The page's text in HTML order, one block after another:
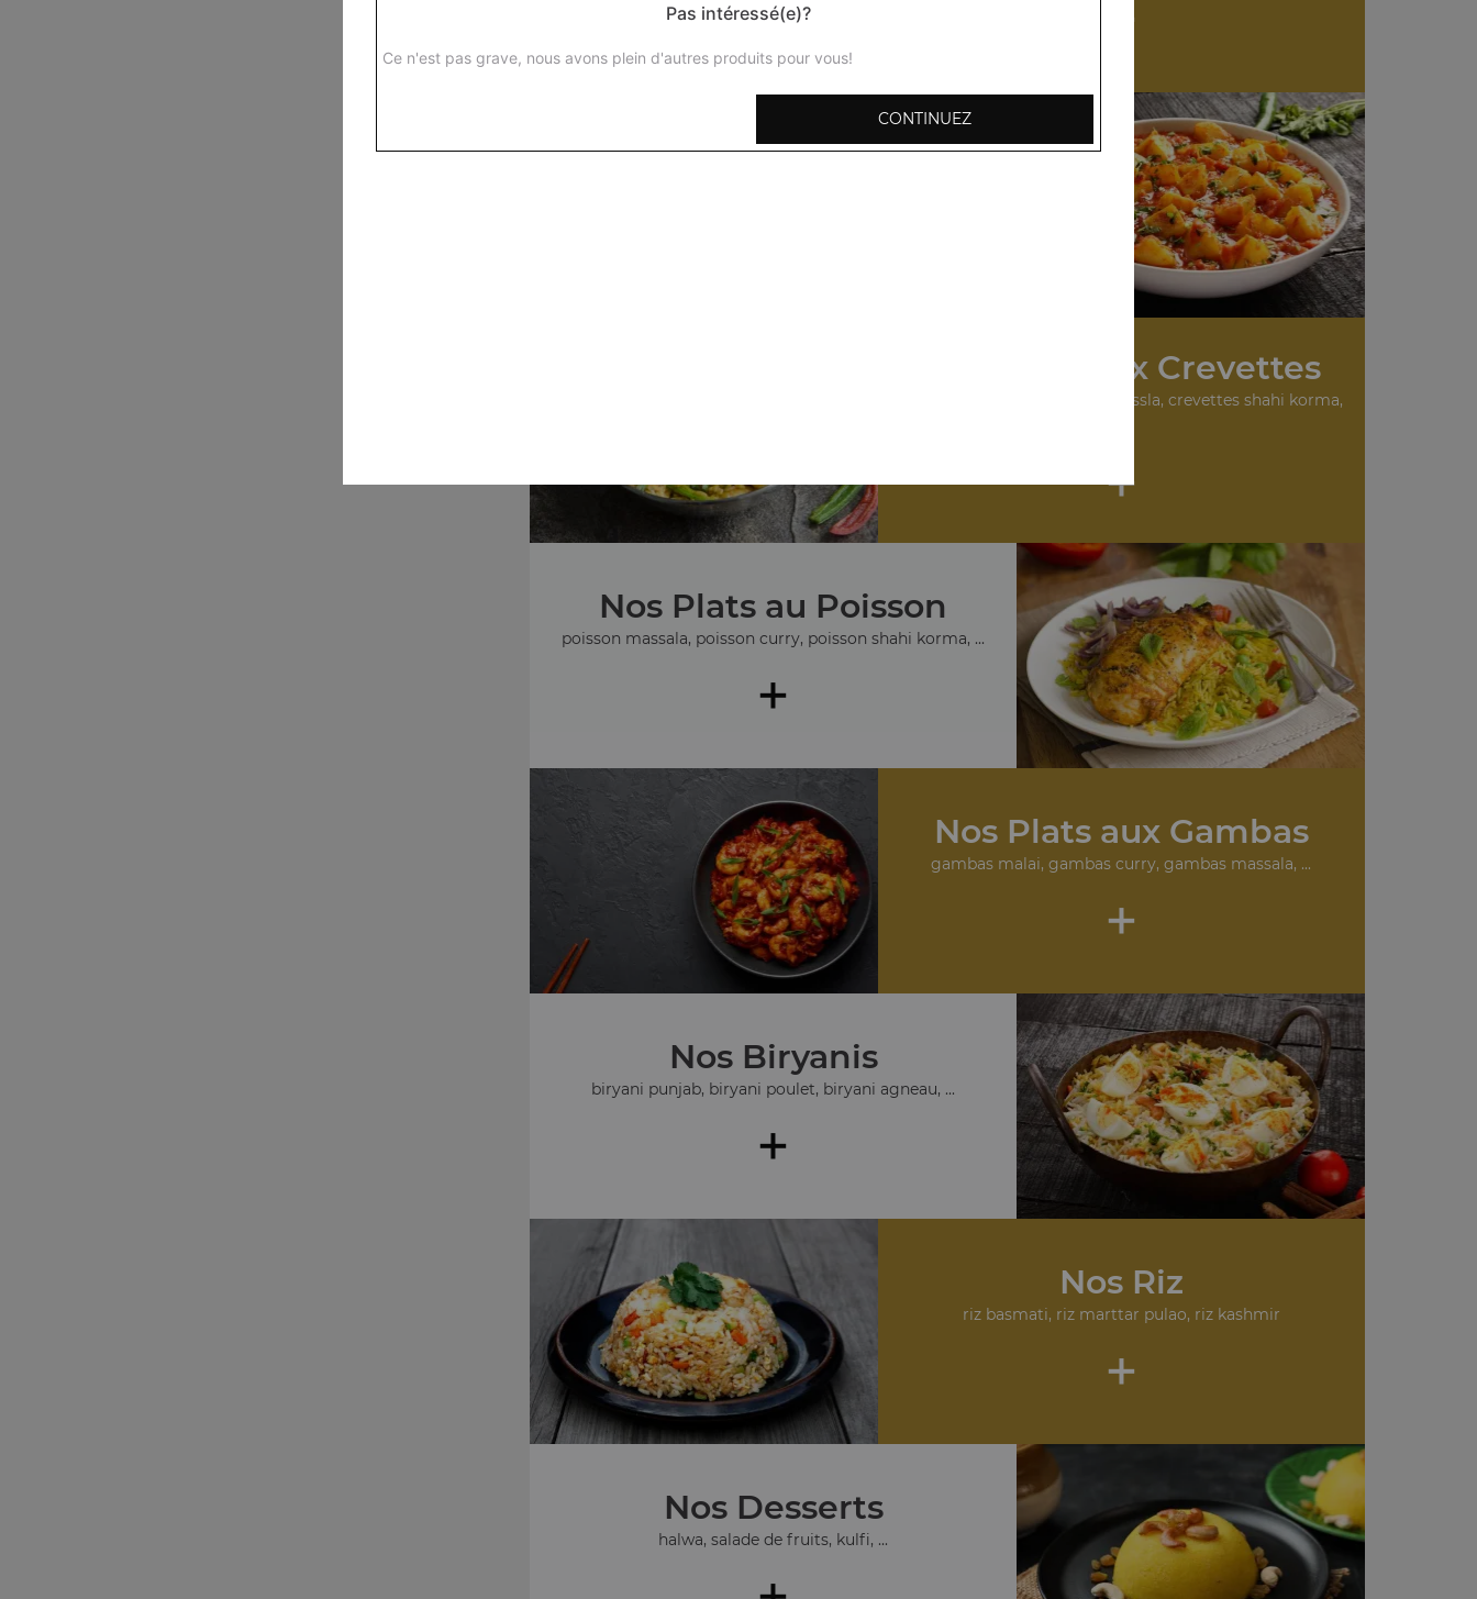
Nos Plats végétariens
Nos Plats aux Crevettes
crevettes curry, crevettes masssla, crevettes shahi korma,
+
Nos Plats au Poisson
poisson massala, poisson curry, poisson shahi korma, ...
+
Nos Plats aux Gambas
gambas malai, gambas curry, gambas massala, ...
+
Nos Biryanis
biryani punjab, biryani poulet, biryani agneau, ...
+
Nos Riz
riz basmati, riz marttar pulao, riz kashmir
+
Nos Desserts
halwa, salade de fruits, kulfi, ...
Pas intéressé(e)?
Ce n'est pas grave, nous avons plein d'autres produits pour vous!
CONTINUEZ